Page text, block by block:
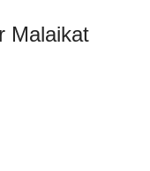
Malaikat